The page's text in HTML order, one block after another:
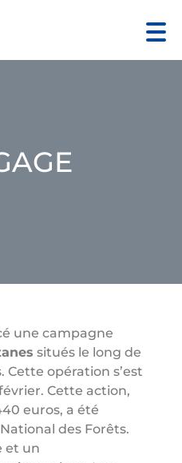
une campagne
situés le long de
Cette opération s’est
Cette action,
euros, a été
des Forêts.
et un